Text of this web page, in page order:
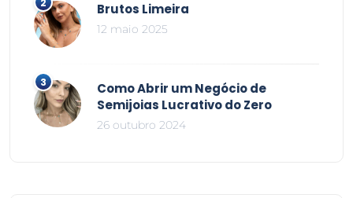
Brutos Limeira
12 maio 2025
Como Abrir um Negócio de
Semijoias Lucrativo do Zero
26 outubro 2024